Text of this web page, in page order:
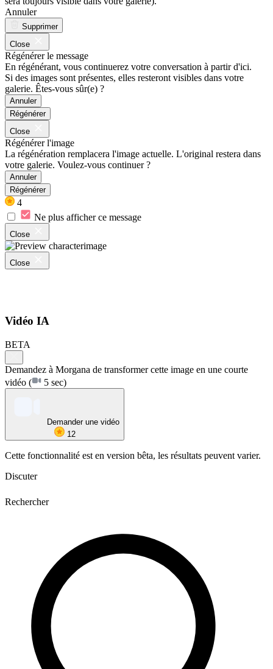
Annuler
Supprimer
Close
Régénérer le message
En régénérant, vous continuerez votre conversation à partir d'ici.
Si des images sont présentes, elles resteront visibles dans votre
galerie. Êtes-vous sûr(e) ?
Annuler
Régénérer
Close
Régénérer l'image
La régénération remplacera l'image actuelle. L'original restera dans
votre galerie. Voulez-vous continuer ?
Annuler
Régénérer
4
Ne plus afficher ce message
Close
Close
Vidéo IA
BETA
Demandez à Morgana de transformer cette image en une courte
vidéo ( 5 sec)
Demander une vidéo
12
Cette fonctionnalité est en version bêta, les résultats peuvent varier.
Discuter
Rechercher